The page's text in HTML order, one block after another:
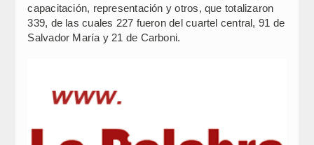
capacitación, representación y otros, que totalizaron
339, de las cuales 227 fueron del cuartel central, 91 de
Salvador María y 21 de Carboni.